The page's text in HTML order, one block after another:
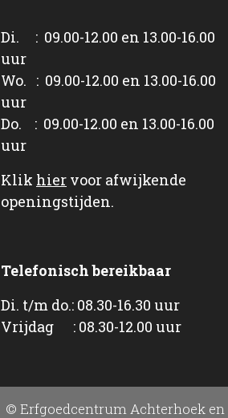
Di. : 09.00-12.00 en 13.00-16.00
uur
Wo. : 09.00-12.00 en 13.00-16.00
uur
Do. : 09.00-12.00 en 13.00-16.00
uur
Klik hier voor afwijkende
openingstijden.
Telefonisch bereikbaar
Di. t/m do.: 08.30-16.30 uur
Vrijdag : 08.30-12.00 uur
© Erfgoedcentrum Achterhoek en